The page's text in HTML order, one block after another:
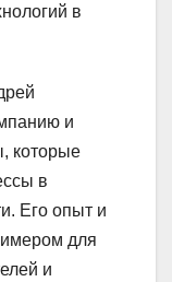
в
и
которые
в
Его опыт и
для
и